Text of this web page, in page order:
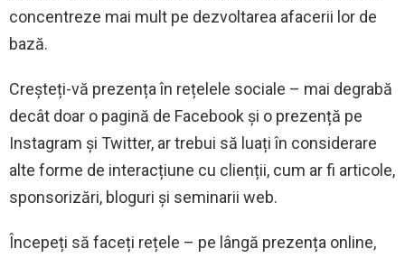
concentreze mai mult pe dezvoltarea afacerii lor de
bază.
Creșteți-vă prezența în rețelele sociale – mai degrabă
decât doar o pagină de Facebook și o prezență pe
Instagram și Twitter, ar trebui să luați în considerare
alte forme de interacțiune cu clienții, cum ar fi articole,
sponsorizări, bloguri și seminarii web.
Începeți să faceți rețele – pe lângă prezența online,